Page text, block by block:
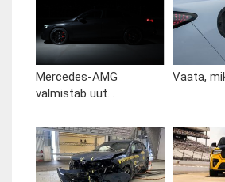
Mercedes-AMG
valmistab uut...
Vaata,